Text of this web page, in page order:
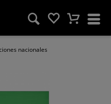
nacionales